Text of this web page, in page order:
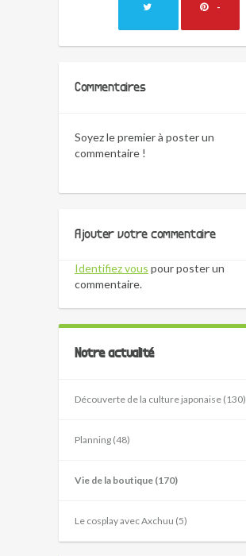
-
Commentaires
Soyez le premier à poster un
commentaire !
Ajouter votre commentaire
Identifiez vous pour poster un
commentaire.
Notre actualité
Découverte de la culture japonaise (130)
Planning (48)
Vie de la boutique (170)
Le cosplay avec Axchuu (5)